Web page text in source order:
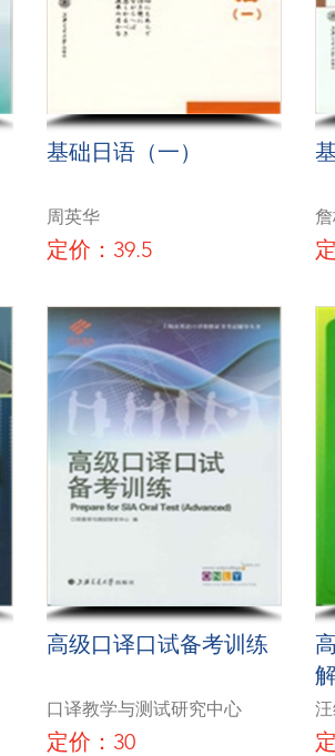
基础日语（一）
周英华
定价：39.5
高级口译口试备考训练
口译教学与测试研究中心
定价：30